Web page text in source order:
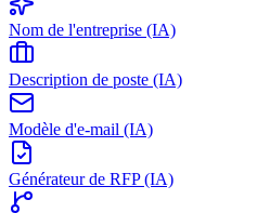
Nom de l'entreprise (IA)
Description de poste (IA)
Modèle d'e-mail (IA)
Générateur de RFP (IA)